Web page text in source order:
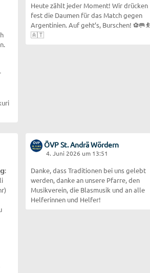
Heute zählt jeder Moment! Wir drücken
fest die Daumen für das Match gegen
Argentinien. Auf geht’s, Burschen! ⚽🥅⛹️
🇦🇹
ÖVP St. Andrä Wördern
4. Juni 2026 um 13:51
Danke, dass Traditionen bei uns gelebt
werden, danke an unsere Pfarre, den
Musikverein, die Blasmusik und an alle
Helferinnen und Helfer!